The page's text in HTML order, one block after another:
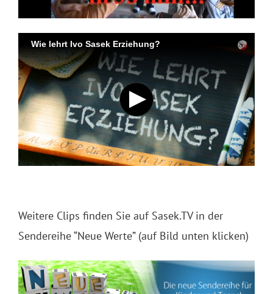
Weitere Clips finden Sie auf Sasek.TV in der
Sendereihe “Neue Werte” (auf Bild unten klicken)